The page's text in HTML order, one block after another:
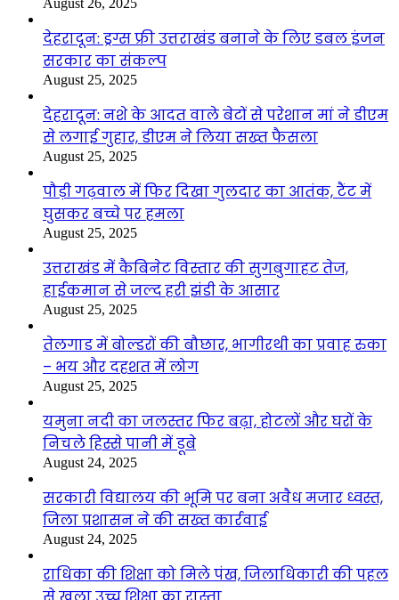
August 26, 2025
देहरादून: ड्रग्स फ्री उत्तराखंड बनाने के लिए डबल इंजन
सरकार का संकल्प
August 25, 2025
देहरादून: नशे के आदत वाले बेटों से परेशान मां ने डीएम
से लगाई गुहार, डीएम ने लिया सख्त फैसला
August 25, 2025
पौड़ी गढ़वाल में फिर दिखा गुलदार का आतंक, टैंट में
घुसकर बच्चे पर हमला
August 25, 2025
उत्तराखंड में कैबिनेट विस्तार की सुगबुगाहट तेज,
हाईकमान से जल्द हरी झंडी के आसार
August 25, 2025
तेलगाड में बोल्डरों की बौछार, भागीरथी का प्रवाह रुका
– भय और दहशत में लोग
August 25, 2025
यमुना नदी का जलस्तर फिर बढ़ा, होटलों और घरों के
निचले हिस्से पानी में डूबे
August 24, 2025
सरकारी विद्यालय की भूमि पर बना अवैध मजार ध्वस्त,
जिला प्रशासन ने की सख्त कार्रवाई
August 24, 2025
राधिका की शिक्षा को मिले पंख, जिलाधिकारी की पहल